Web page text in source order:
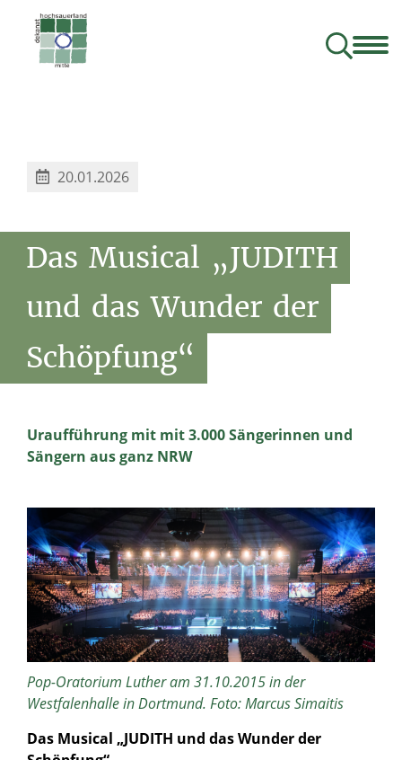
20.01.2026
Das Musical „JUDITH
und das Wunder der
Schöpfung“
Uraufführung mit mit 3.000 Sängerinnen und
Sängern aus ganz NRW
Pop-Oratorium Luther am 31.10.2015 in der
Westfalenhalle in Dortmund. Foto: Marcus Simaitis
Das Musical „JUDITH und das Wunder der